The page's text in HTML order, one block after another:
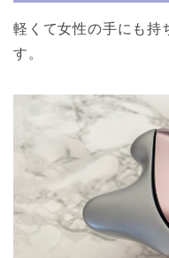
軽くて女性の手にも持
す。